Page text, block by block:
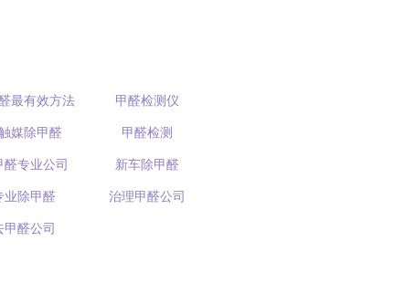
最有效方法 甲醛检测仪
媒除甲醛 甲醛检测
醛专业公司 新车除甲醛
业除甲醛 治理甲醛公司
甲醛公司